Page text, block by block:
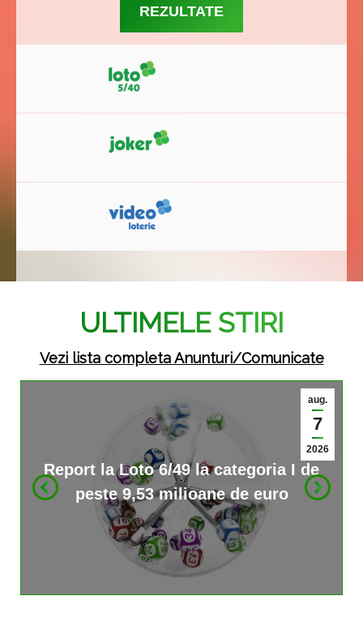
REZULTATE
ULTIMELE STIRI
Vezi lista completa Anunturi/Comunicate
aug.
7
2026
Report la Loto 6/49 la categoria I de
peste 9,53 milioane de euro